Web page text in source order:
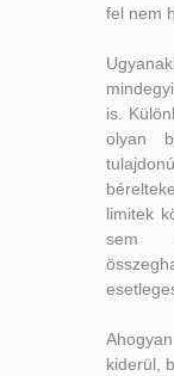
fel nem
is.
olyan
limitek
sem
kiderül,